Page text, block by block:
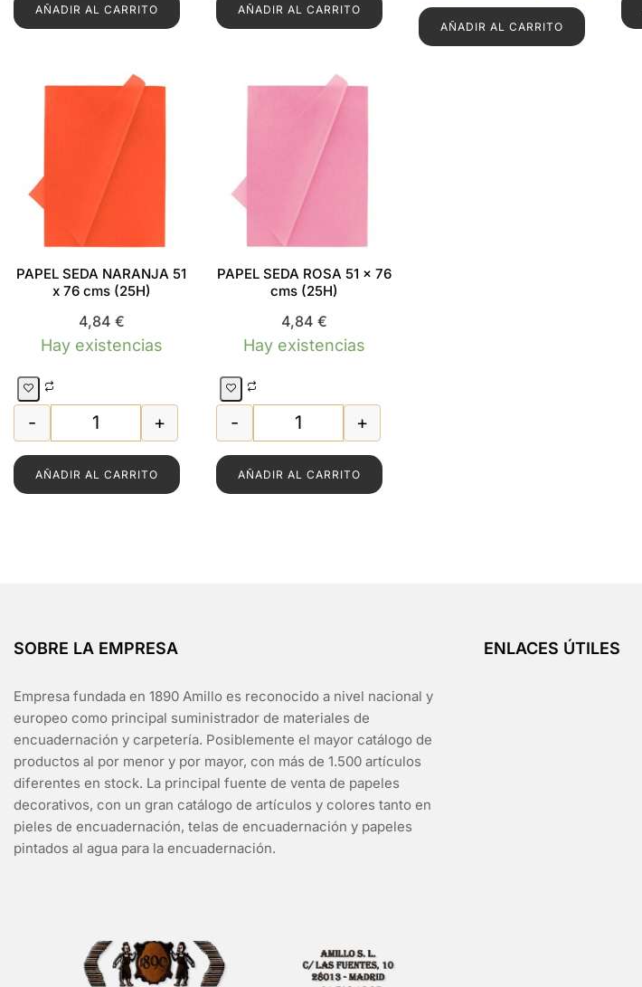
AÑADIR AL CARRITO AÑADIR AL CARRITO
AÑADIR AL CARRITO
PAPEL SEDA NARANJA 51
x 76 cms (25H)
4,84 €
Hay existencias
PAPEL SEDA NARANJA 51 x 76 cms (25H) cantidad
- +
AÑADIR AL CARRITO
PAPEL SEDA ROSA 51 x 76
cms (25H)
4,84 €
Hay existencias
PAPEL SEDA ROSA 51 x 76 cms (25H) cantidad
- +
AÑADIR AL CARRITO
SOBRE LA EMPRESA
Empresa fundada en 1890 Amillo es reconocido a nivel nacional y
europeo como principal suministrador de materiales de
encuadernación y carpetería. Posiblemente el mayor catálogo de
productos al por menor y por mayor, con más de 1.500 artículos
diferentes en stock. La principal fuente de venta de papeles
decorativos, con un gran catálogo de artículos y colores tanto en
pieles de encuadernación, telas de encuadernación y papeles
pintados al agua para la encuadernación.
ENLACES ÚTILES